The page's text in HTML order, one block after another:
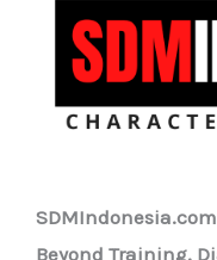
SDMIndonesia.com
Beyond Training.